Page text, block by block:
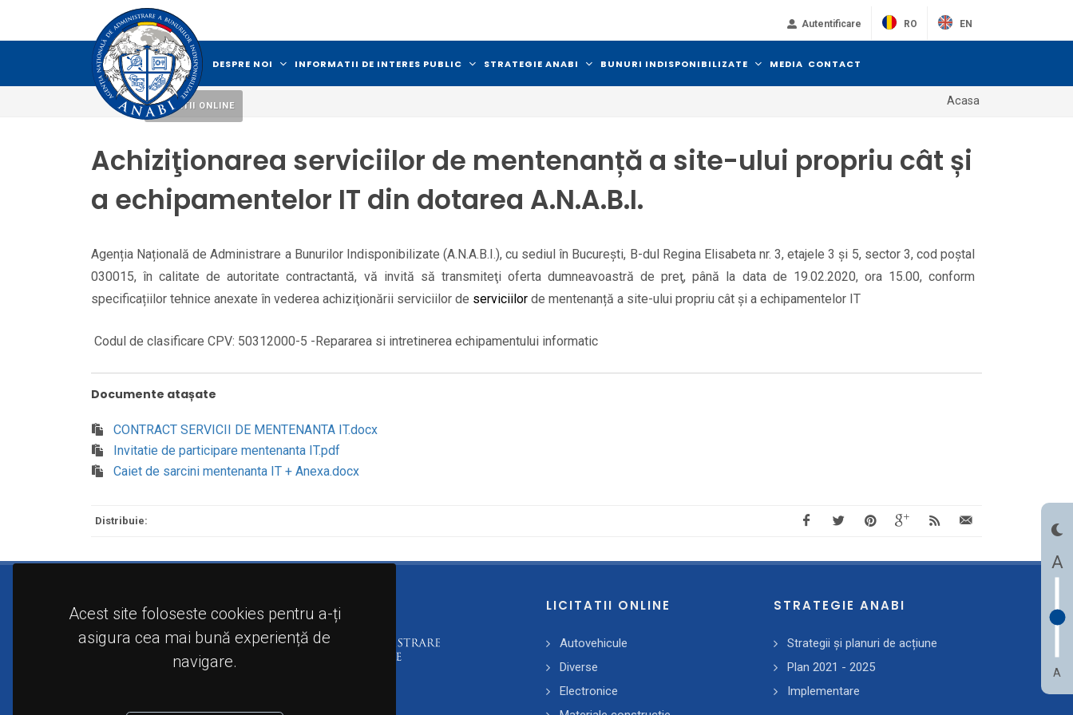
Autentificare RO EN
LICITATII ONLINE
DESPRE NOI INFORMATII DE INTERES PUBLIC STRATEGIE ANABI BUNURI INDISPONIBILIZATE MEDIA CONTACT
A
A
Acest site foloseste cookies pentru a-ți
asigura cea mai bună experiență de
navigare.
Acasa
Achiziţionarea serviciilor de mentenanță a site-ului propriu cât și
a echipamentelor IT din dotarea A.N.A.B.I.
Agenția Națională de Administrare a Bunurilor Indisponibilizate (A.N.A.B.I.), cu sediul în București, B-dul Regina Elisabeta nr. 3, etajele 3 și 5, sector 3, cod poștal
030015, în calitate de autoritate contractantă, vă invită să transmiteţi oferta dumneavoastră de preţ, până la data de 19.02.2020, ora 15.00, conform
specificațiilor tehnice anexate în vederea achiziţionării serviciilor de serviciilor de mentenanță a site-ului propriu cât și a echipamentelor IT
Codul de clasificare CPV: 50312000-5 -Repararea si intretinerea echipamentului informatic
Documente atașate
CONTRACT SERVICII DE MENTENANTA IT.docx
Invitatie de participare mentenanta IT.pdf
Caiet de sarcini mentenanta IT + Anexa.docx
Distribuie:
LICITATII ONLINE
Autovehicule
Diverse
Electronice
STRATEGIE ANABI
Strategii și planuri de acțiune
Plan 2021 - 2025
Implementare